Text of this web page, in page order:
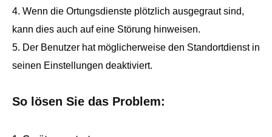
4. Wenn die Ortungsdienste plötzlich ausgegraut sind,
kann dies auch auf eine Störung hinweisen.
5. Der Benutzer hat möglicherweise den Standortdienst in
seinen Einstellungen deaktiviert.
So lösen Sie das Problem: